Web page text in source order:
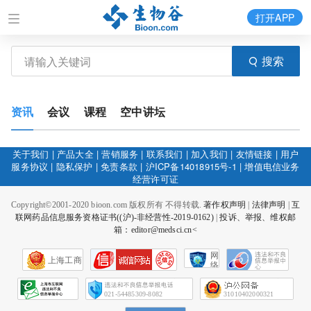
搜索
打开APP
资讯 会议 课程 空中讲坛
关于我们 | 产品大全|营销服务 | 联系我们 | 加入我们 | 友情链接 | 用户
服务协议 | 隐私保护 |免责条款 | 沪ICP备14018915号-1 |增值电信业务
经营许可证
Copyright©2001-2020 bioon.com 版权所有 不得转载.著作权声明 法律声明
互
联网药品信息服务资格证书((沪)-非经营性-2019-0162)|投诉、举报、维权邮
箱：editor@medsci.cn<
上海工商
网
络
会
征
021-54485309-8082 31010402000321